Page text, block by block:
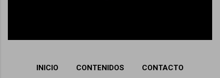
INICIO CONTENIDOS CONTACTO